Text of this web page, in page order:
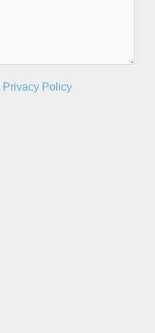
Privacy Policy